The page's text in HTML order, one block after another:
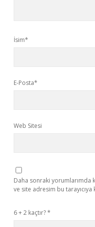
İsim*
E-Posta*
Web Sitesi
Daha sonraki yorumlarımda
ve site adresim bu tarayıcıya
6 + 2 kaçtır?*